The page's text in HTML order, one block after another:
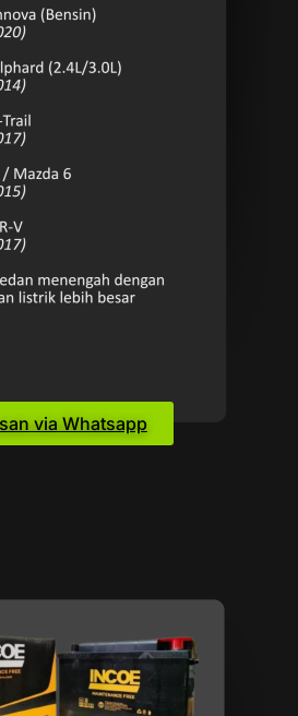
via Whatsapp